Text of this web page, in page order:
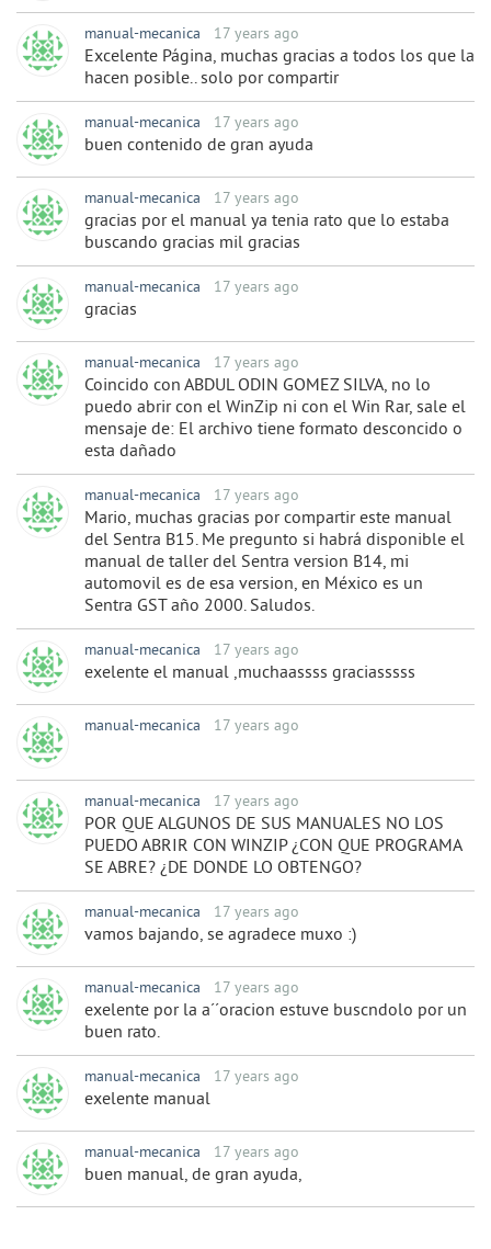
manual-mecanica 17 years ago
Excelente Página, muchas gracias a todos los que la
hacen posible.. solo por compartir
manual-mecanica 17 years ago
buen contenido de gran ayuda
manual-mecanica 17 years ago
gracias por el manual ya tenia rato que lo estaba
buscando gracias mil gracias
manual-mecanica 17 years ago
gracias
manual-mecanica 17 years ago
Coincido con ABDUL ODIN GOMEZ SILVA, no lo
puedo abrir con el WinZip ni con el Win Rar, sale el
mensaje de: El archivo tiene formato desconcido o
esta dañado
manual-mecanica 17 years ago
Mario, muchas gracias por compartir este manual
del Sentra B15. Me pregunto si habrá disponible el
manual de taller del Sentra version B14, mi
automovil es de esa version, en México es un
Sentra GST año 2000. Saludos.
manual-mecanica 17 years ago
exelente el manual ,muchaassss graciasssss
manual-mecanica 17 years ago
manual-mecanica 17 years ago
POR QUE ALGUNOS DE SUS MANUALES NO LOS
PUEDO ABRIR CON WINZIP ¿CON QUE PROGRAMA
SE ABRE? ¿DE DONDE LO OBTENGO?
manual-mecanica 17 years ago
vamos bajando, se agradece muxo :)
manual-mecanica 17 years ago
exelente por la a´´oracion estuve buscndolo por un
buen rato.
manual-mecanica 17 years ago
exelente manual
manual-mecanica 17 years ago
buen manual, de gran ayuda,